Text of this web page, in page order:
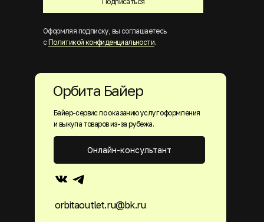
Оформляя подписку, вы соглашаетесь
с Политикой конфиденциальности.
Байер-сервис по оказанию услуг оформления
и выкупа товаров из-за рубежа.
orbitaoutlet.ru@bk.ru
Онлайн-консультант
Орбита Байер